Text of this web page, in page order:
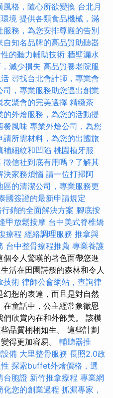
風格，隨心所欲變換 台北月
境 提供各類食品機械，滿
服務，為您安排尊嚴的告別
知名品牌的高品質助聽器
的聽力輔助技術 牆壁漏水
減少損失 高品質養老院服
尋找台北會計師，專業會
司，專業服務助您邁出創業
友聚會的完美選擇 精緻茶
的外燴服務，為您的活動提
餐風味 專業外燴公司，為您
請所需材料，為您的出國旅
補細紋和凹陷 桃園植牙服
徵信社到底有用嗎？了解其
決家務煩惱 請一位打掃阿
區的清潔公司，專業服務更
國簽證的最新申請規定
行銷的全面解決方案 腳底按
甲放鬆按摩 台中美式脊椎矯
療程 經絡調理服務 推拿與
台中整骨療程推薦 專業養護
個令人驚嘆的著色面帶您進
活在田園詩般的森林和令人
技術 律師公會網站，查詢律
幻想的表達，而且是對自然
童話中，公主經常象徵恩
欣賞內在和外部美。 該模
品質栩栩如生。 這些計劃
得更加容易。 輔聽器推
備 大里整骨服務 長照2.0政
探索buffet外燴價格，選
台胞證 新竹推拿療程 專業網
化您的創業過程 抓漏專家，